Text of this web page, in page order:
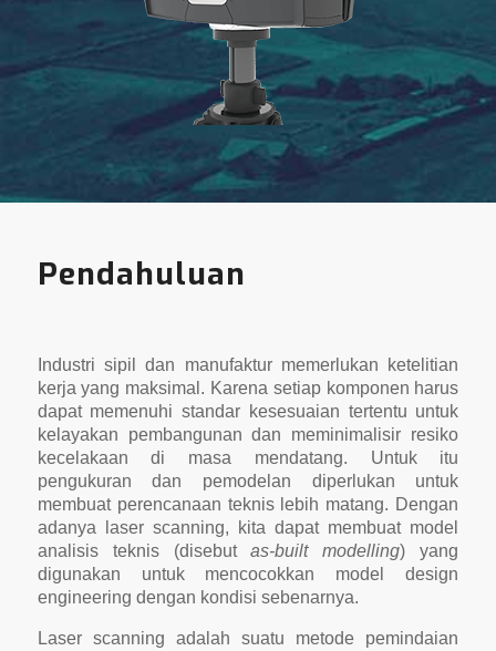
Pendahuluan
Industri sipil dan manufaktur memerlukan ketelitian
kerja yang maksimal. Karena setiap komponen harus
dapat memenuhi standar kesesuaian tertentu untuk
kelayakan pembangunan dan meminimalisir resiko
kecelakaan di masa mendatang. Untuk itu
pengukuran dan pemodelan diperlukan untuk
membuat perencanaan teknis lebih matang. Dengan
adanya laser scanning, kita dapat membuat model
analisis teknis (disebutas-built modelling) yang
digunakan untuk mencocokkan model design
engineering dengan kondisi sebenarnya.
Laser scanning adalah suatu metode pemindaian